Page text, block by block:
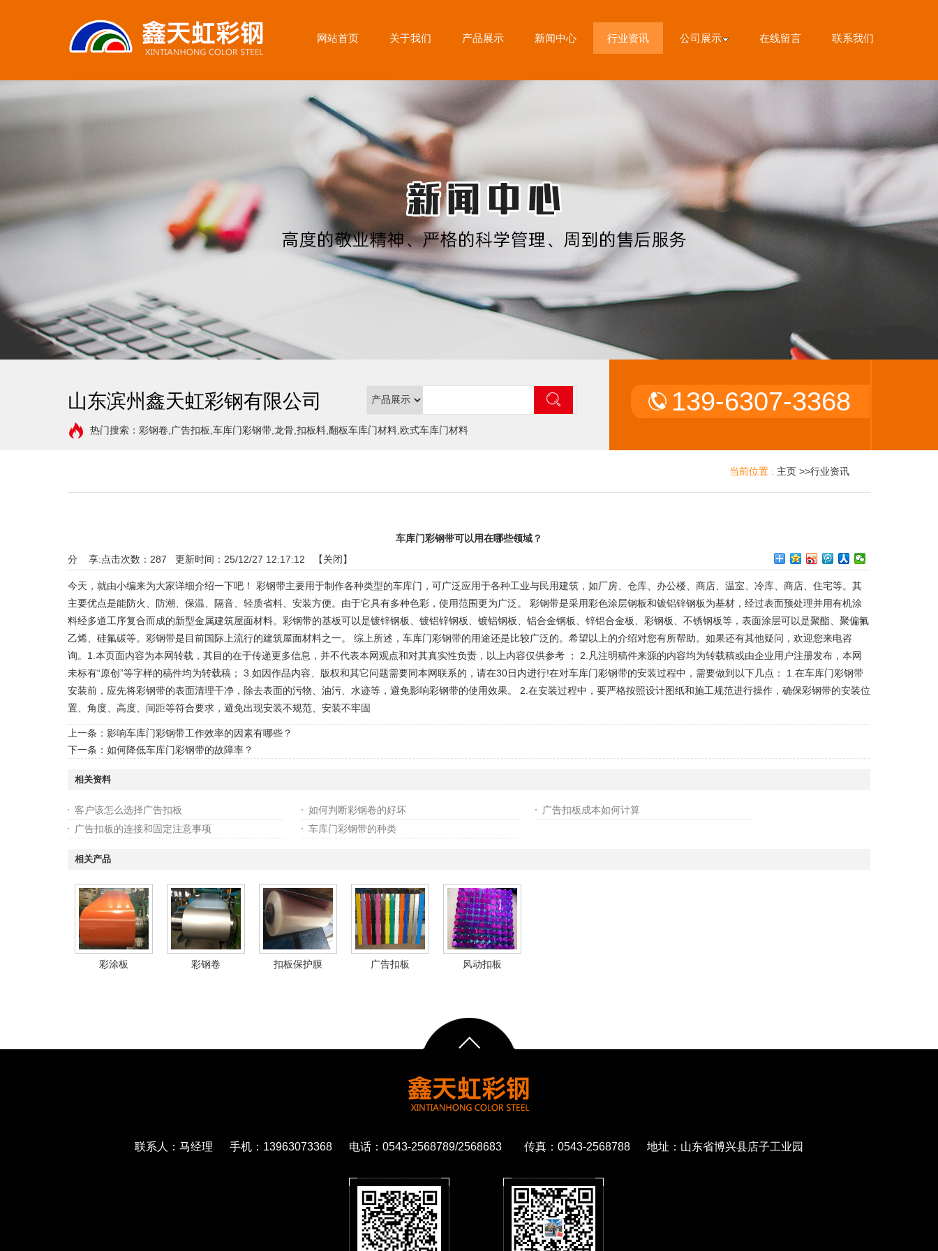
网站首页 关于我们 产品展示 新闻中心 行业资讯 公司展示 在线留言 联系我们
山东滨州鑫天虹彩钢有限公司
热门搜索：彩钢卷,广告扣板,车库门彩钢带,龙骨,扣板料,翻板车库门材料,欧式车库门材料
139-6307-3368
当前位置 : 主页 >>行业资讯
车库门彩钢带可以用在哪些领域？
点击次数： 287 更新时间：25/12/27 12:17:12 【关闭】
分 享:
今天，就由小编来为大家详细介绍一下吧！ 彩钢带主要用于制作各种类型的车库门，可广泛应用于各种工业与民用建筑，如厂房、仓库、办公楼、商店、温室、冷库、商店、住宅等。其
主要优点是能防火、防潮、保温、隔音、轻质省料、安装方便。由于它具有多种色彩，使用范围更为广泛。 彩钢带是采用彩色涂层钢板和镀铝锌钢板为基材，经过表面预处理并用有机涂
料经多道工序复合而成的新型金属建筑屋面材料。彩钢带的基板可以是镀锌钢板、镀铝锌钢板、镀铝钢板、铝合金钢板、锌铝合金板、彩钢板、不锈钢板等，表面涂层可以是聚酯、聚偏氟
乙烯、硅氟碳等。彩钢带是目前国际上流行的建筑屋面材料之一。 综上所述，车库门彩钢带的用途还是比较广泛的。希望以上的介绍对您有所帮助。如果还有其他疑问，欢迎您来电咨
询。1.本页面内容为本网转载，其目的在于传递更多信息，并不代表本网观点和对其真实性负责，以上内容仅供参考 ； 2.凡注明稿件来源的内容均为转载稿或由企业用户注册发布，本网
未标有“原创”等字样的稿件均为转载稿； 3.如因作品内容、版权和其它问题需要同本网联系的，请在30日内进行!在对车库门彩钢带的安装过程中，需要做到以下几点： 1.在车库门彩钢带
安装前，应先将彩钢带的表面清理干净，除去表面的污物、油污、水迹等，避免影响彩钢带的使用效果。 2.在安装过程中，要严格按照设计图纸和施工规范进行操作，确保彩钢带的安装位
置、角度、高度、间距等符合要求，避免出现安装不规范、安装不牢固
上一条： 影响车库门彩钢带工作效率的因素有哪些？
下一条： 如何降低车库门彩钢带的故障率？
相关资料
客户该怎么选择广告扣板 如何判断彩钢卷的好坏
广告扣板成本如何计算
广告扣板的连接和固定注意事项
车库门彩钢带的种类
相关产品
彩涂板 彩钢卷 扣板保护膜 广告扣板 风动扣板
联系人：马经理 手机：13963073368 电话：0543-2568789/2568683 传真：0543-2568788 地址：山东省博兴县店子工业园